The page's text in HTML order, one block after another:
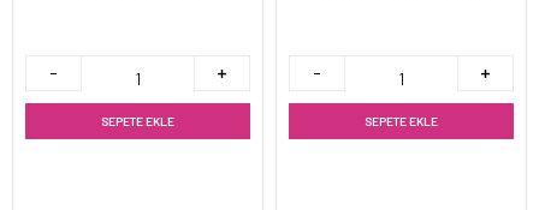
SEPETE EKLE SEPETE EKLE